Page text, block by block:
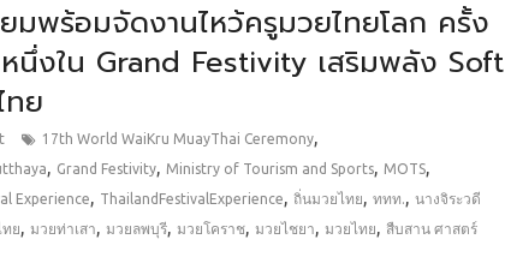
มพร้อมจัดงานไหว้ครูมวยไทยโลก ครั้ง
งใน Grand Festivity เสริมพลัง Soft
ทย
17th World WaiKru MuayThai Ceremony,
, Grand Festivity, Ministry of Tourism and Sports, MOTS,
Experience, ThailandFestivalExperience, ถิ่นมวยไทย, ททท., นางจิระวดี
ย, มวยท่าเสา, มวยลพบุรี, มวยโคราช, มวยไชยา, มวยไทย, สืบสาน ศาสตร์